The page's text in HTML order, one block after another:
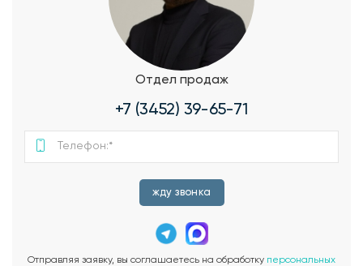
Отдел продаж
+7 (3452) 39-65-71
жду звонка
Отправляя заявку, вы соглашаетесь на обработку персональных